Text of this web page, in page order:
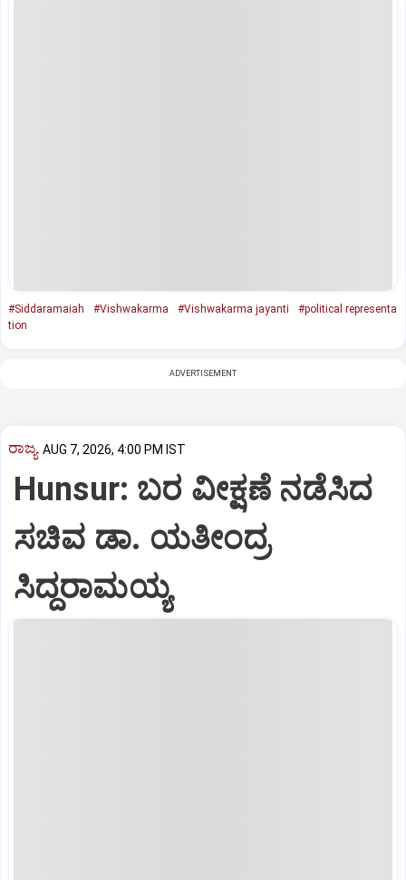
#Siddaramaiah #Vishwakarma #Vishwakarma jayanti
#political representa
tion
ADVERTISEMENT
ರಾಜ್ಯ AUG 7, 2026, 4:00 PM IST
Hunsur: ಬರ ವೀಕ್ಷಣೆ ನಡೆಸಿದ
ಸಚಿವ ಡಾ. ಯತೀಂದ್ರ
ಸಿದ್ದರಾಮಯ್ಯ